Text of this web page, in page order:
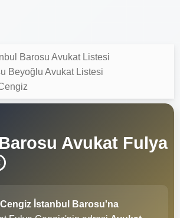
Barosu Avukat Listesi
Beyoğlu Avukat Listesi
Avukat Fulya
İstanbul Barosu'na